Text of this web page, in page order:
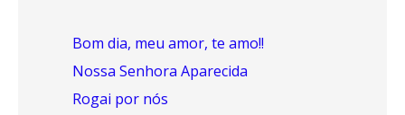
Bom dia, meu amor, te amo!!
Nossa Senhora Aparecida
Rogai por nós